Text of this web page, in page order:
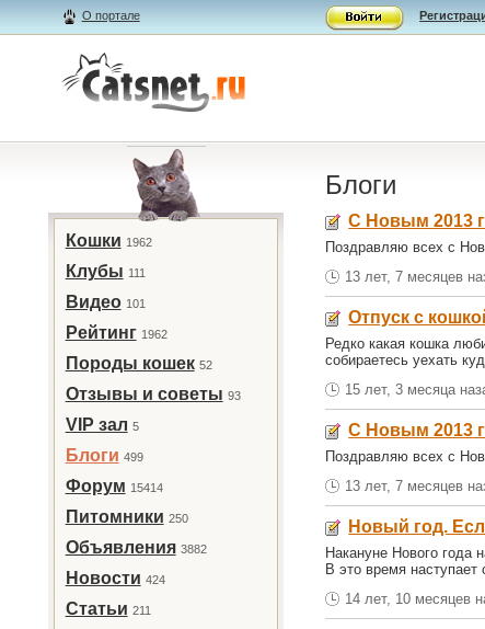
О портале
Кошки 1962
Клубы 111
Видео 101
Рейтинг 1962
Породы кошек 52
Отзывы и советы 93
VIP зал 5
Блоги 499
Форум 15414
Питомники 250
Объявления 3882
Новости 424
Статьи 211
Блоги
С Новым 2013
Поздравляю всех с
13 лет, 7 месяцев
Отпуск с
Редко какая кошка
собираетесь уехать
15 лет, 3 месяца
С Новым 2013
Поздравляю всех с
13 лет, 7 месяцев
Новый год.
Накануне Нового
В это время
14 лет, 10 месяцев